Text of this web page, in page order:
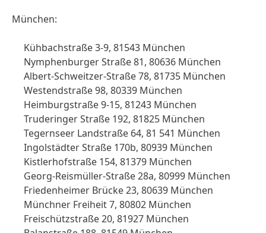
München:
Kühbachstraße 3-9, 81543 München
Nymphenburger Straße 81, 80636 München
Albert-Schweitzer-Straße 78, 81735 München
Westendstraße 98, 80339 München
Heimburgstraße 9-15, 81243 München
Truderinger Straße 192, 81825 München
Tegernseer Landstraße 64, 81 541 München
Ingolstädter Straße 170b, 80939 München
Kistlerhofstraße 154, 81379 München
Georg-Reismüller-Straße 28a, 80999 München
Friedenheimer Brücke 23, 80639 München
Münchner Freiheit 7, 80802 München
Freischützstraße 20, 81927 München